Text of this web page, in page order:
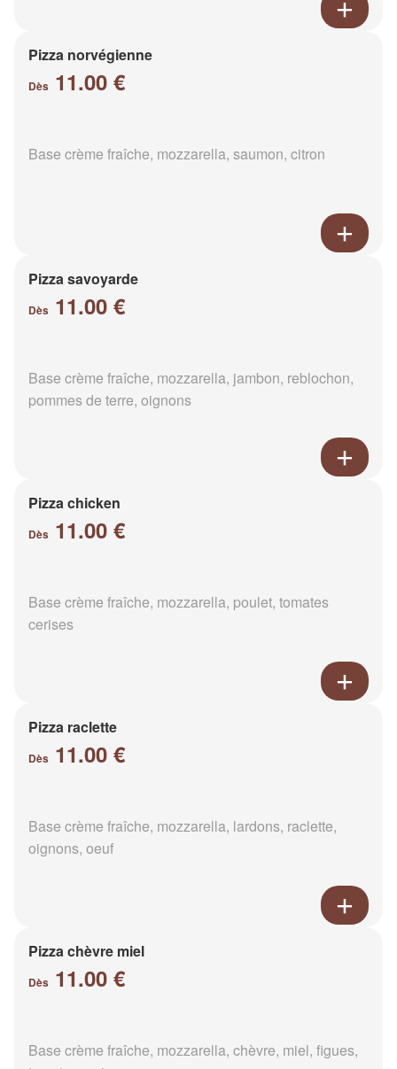
Pizza norvégienne
Dès 11.00 €
Base crème fraîche, mozzarella, saumon, citron
Pizza savoyarde
Dès 11.00 €
Base crème fraîche, mozzarella, jambon, reblochon,
pommes de terre, oignons
Pizza chicken
Dès 11.00 €
Base crème fraîche, mozzarella, poulet, tomates
cerises
Pizza raclette
Dès 11.00 €
Base crème fraîche, mozzarella, lardons, raclette,
oignons, oeuf
Pizza chèvre miel
Dès 11.00 €
Base crème fraîche, mozzarella, chèvre, miel, figues,